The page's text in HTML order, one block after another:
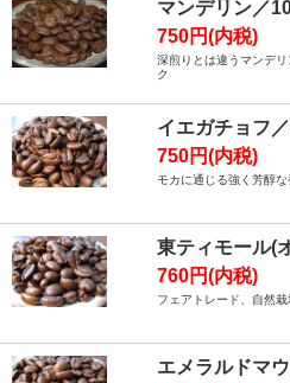
マンデリン／
750円(内税)
深煎りとは違うマンデ
ク
イエガチョフ
750円(内税)
モカに通じる強く芳醇な
東ティモール(
760円(内税)
フェアトレード、自然栽
エメラルドマ